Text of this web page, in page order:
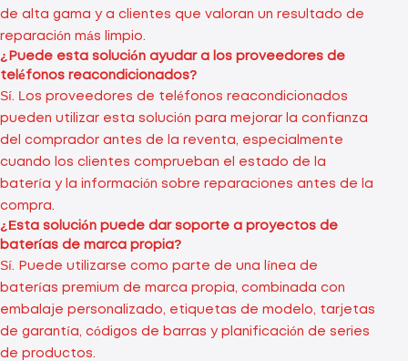
de alta gama y a clientes que valoran un resultado de
reparación más limpio.
¿Puede esta solución ayudar a los proveedores de
teléfonos reacondicionados?
Sí. Los proveedores de teléfonos reacondicionados
pueden utilizar esta solución para mejorar la confianza
del comprador antes de la reventa, especialmente
cuando los clientes comprueban el estado de la
batería y la información sobre reparaciones antes de la
compra.
¿Esta solución puede dar soporte a proyectos de
baterías de marca propia?
Sí. Puede utilizarse como parte de una línea de
baterías premium de marca propia, combinada con
embalaje personalizado, etiquetas de modelo, tarjetas
de garantía, códigos de barras y planificación de series
de productos.